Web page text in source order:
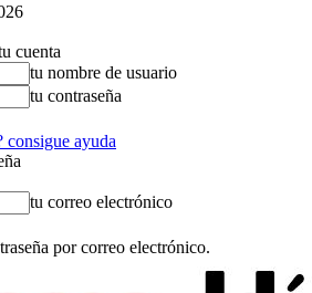
cuenta
tu nombre de usuario
tu contraseña
consigue ayuda
tu correo electrónico
por correo electrónico.